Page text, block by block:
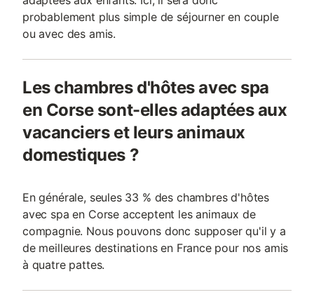
probablement plus simple de séjourner en couple
ou avec des amis.
Les chambres d'hôtes avec spa
en Corse sont-elles adaptées aux
vacanciers et leurs animaux
domestiques ?
En générale, seules 33 % des chambres d'hôtes
avec spa en Corse acceptent les animaux de
compagnie. Nous pouvons donc supposer qu'il y a
de meilleures destinations en France pour nos amis
à quatre pattes.